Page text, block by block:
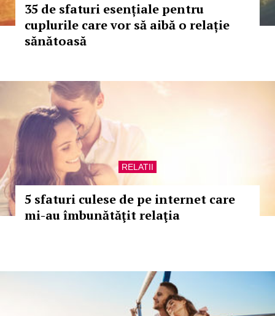
35 de sfaturi esențiale pentru
cuplurile care vor să aibă o relație
sănătoasă
RELATII
5 sfaturi culese de pe internet care
mi-au îmbunătăţit relaţia